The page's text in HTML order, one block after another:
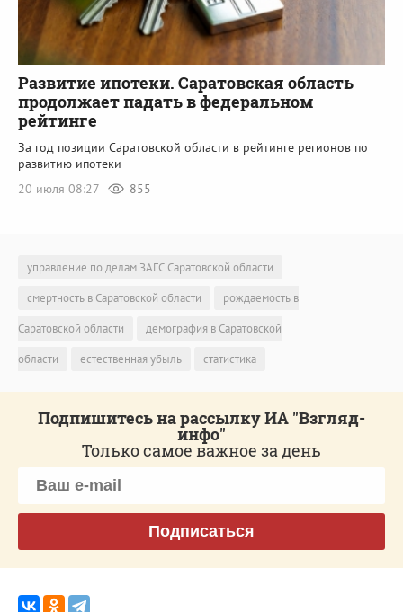
Развитие ипотеки. Саратовская область
продолжает падать в федеральном
рейтинге
За год позиции Саратовской области в рейтинге регионов по
развитию ипотеки
20 июля 08:27
855
управление по делам ЗАГС Саратовской области
смертность в Саратовской области
рождаемость в
Саратовской области
демография в Саратовской
области
естественная убыль статистика
Подпишитесь на рассылку ИА "Взгляд-
инфо"
Только самое важное за день
Подписаться